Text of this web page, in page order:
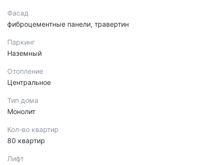
Фасад
фиброцементные панели, травертин
Паркинг
Наземный
Отопление
Центральное
Тип дома
Монолит
Кол-во квартир
80 квартир
Лифт